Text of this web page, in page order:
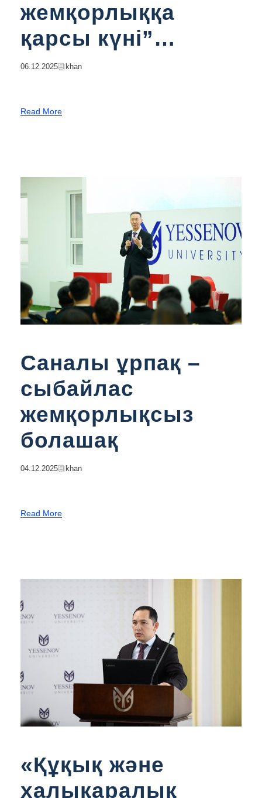
жемқорлыққа
қарсы күні”
аясында БРЭЙН-
интеллектуалды
06.12.2025 Khan
Read More
Саналы ұрпақ –
сыбайлас
жемқорлықсыз
болашақ
04.12.2025 Khan
Read More
«Құқық және
халықаралық